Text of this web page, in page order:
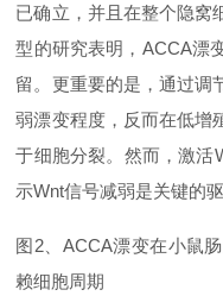
已确立，并且在整个隐窝
型的研究表明， ACCA漂
留。更重要的是， 通过调
弱漂变程度，反而在低增
于细胞分裂。然而，激活
示Wnt信号减弱是关键的驱
图2、 ACCA漂变在小鼠
赖细胞周期